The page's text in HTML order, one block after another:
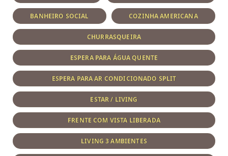
BANHEIRO SOCIAL COZINHA AMERICANA
CHURRASQUEIRA
ESPERA PARA ÁGUA QUENTE
ESPERA PARA AR CONDICIONADO SPLIT
ESTAR / LIVING
FRENTE COM VISTA LIBERADA
LIVING 3 AMBIENTES